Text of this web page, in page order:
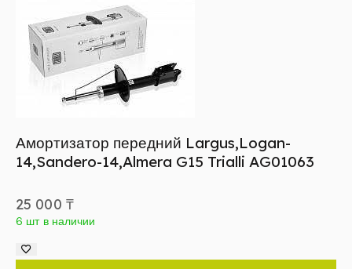
Амортизатор передний Largus,Logan-
14,Sandero-14,Almera G15 Trialli AG01063
25 000 ₸
6 шт в наличии